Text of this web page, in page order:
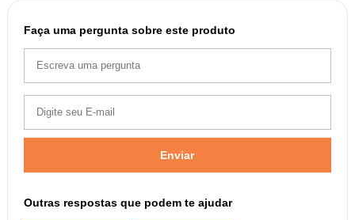
Faça uma pergunta sobre este produto
Enviar
Outras respostas que podem te ajudar